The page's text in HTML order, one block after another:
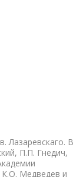
Лазаревскаго. В
П.П. Гнедич,
Медведев и